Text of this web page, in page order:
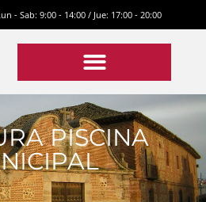
- Sab: 9:00 - 14:00 / Jue: 17:00 - 20:00
PISCINA